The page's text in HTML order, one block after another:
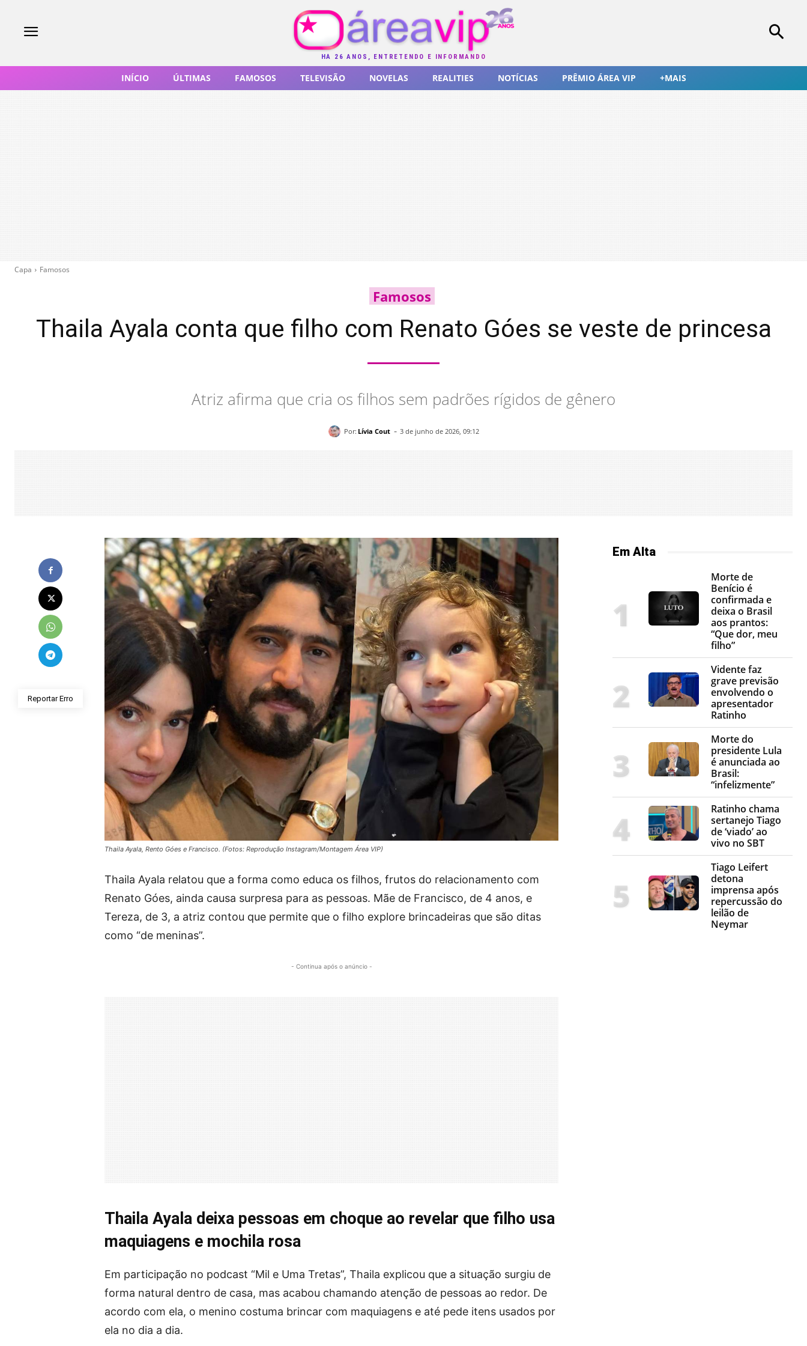
HÁ 26 ANOS, ENTRETENDO E INFORMANDO
INÍCIO ÚLTIMAS FAMOSOS TELEVISÃO NOVELAS REALITIES NOTÍCIAS PRÊMIO ÁREA VIP +MAIS
Capa Famosos
Famosos
Thaila Ayala conta que filho com Renato Góes se veste de princesa
Atriz afirma que cria os filhos sem padrões rígidos de gênero
Por: Lívia Cout - 3 de junho de 2026, 09:12
Reportar Erro
Thaila Ayala, Rento Góes e Francisco. (Fotos: Reprodução Instagram/Montagem Área VIP)
Thaila Ayala relatou que a forma como educa os filhos, frutos do relacionamento com
Renato Góes, ainda causa surpresa para as pessoas. Mãe de Francisco, de 4 anos, e
Tereza, de 3, a atriz contou que permite que o filho explore brincadeiras que são ditas
como “de meninas”.
- Continua após o anúncio -
Thaila Ayala deixa pessoas em choque ao revelar que filho usa
maquiagens e mochila rosa
Em participação no podcast “Mil e Uma Tretas”, Thaila explicou que a situação surgiu de
forma natural dentro de casa, mas acabou chamando atenção de pessoas ao redor. De
acordo com ela, o menino costuma brincar com maquiagens e até pede itens usados por
ela no dia a dia.
Em Alta
Morte de
Benício é
confirmada e
deixa o Brasil
aos prantos:
“Que dor, meu
filho”
Vidente faz
grave previsão
envolvendo o
apresentador
Ratinho
Morte do
presidente Lula
é anunciada ao
Brasil:
“infelizmente”
Ratinho chama
sertanejo Tiago
de ‘viado’ ao
vivo no SBT
Tiago Leifert
detona
imprensa após
repercussão do
leilão de
Neymar